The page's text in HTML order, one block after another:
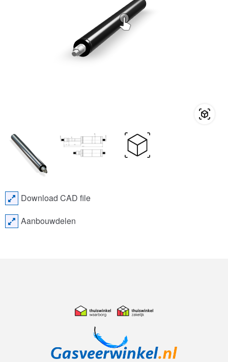
Download CAD file
Aanbouwdelen